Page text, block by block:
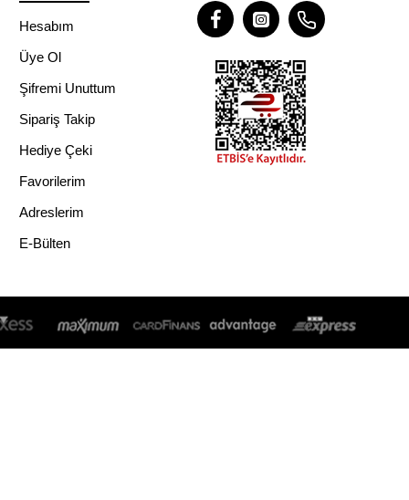
Hesabım
Üye Ol
Şifremi Unuttum
Sipariş Takip
Hediye Çeki
Favorilerim
Adreslerim
E-Bülten